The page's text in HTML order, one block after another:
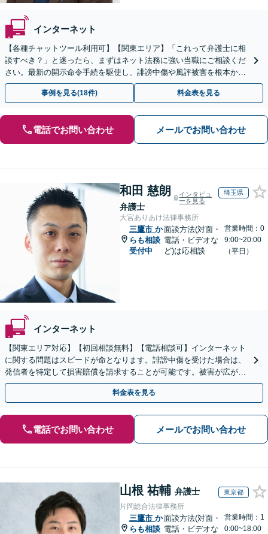
インターネット
【各種チャットツール利用可】【関東エリア】「これって弁護士に相
談すべき？」と迷ったら、まずはネット法務に強い当職にご相談くだ
さい。最新の開示命令手続を駆使し、誹謗中傷や風評被害を根本から
解決します。最終的な終結を見据えて適切に対応します。
事例を見る(18件) 料金表を見る
電話でお問い合わせ メールでお問い合わせ
和田 慈朗
弁護士
インタビュ
ーを見る
埼玉県
大宮ありあけ法律事務所
三鷹市 か
らも相談
受付中
面談方法(対面・
電話・ビデオな
ど)は応相談
営業時間：0
9:00~20:00
（平日）
インターネット
【関東エリア対応】【初回相談無料】【電話相談可】インターネット
に関する問題はスピードが命となります。誹謗中傷を受けた場合は、
発信者を特定して損害賠償を請求することが可能です。被害が広がる
前にご相談ください。【土曜・夜間対応】
料金表を見る
電話でお問い合わせ メールでお問い合わせ
山根 祐輔 弁護士 東京都
片岡総合法律事務所
三鷹市 か
らも相談
面談方法(対面・
電話・ビデオな
営業時間：1
0:00~18:00